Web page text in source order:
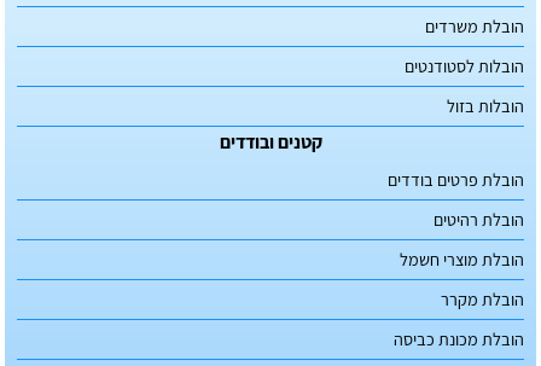
הובלת משרדים
הובלות לסטודנטים
הובלות בזול
קטנים ובודדים
הובלת פרטים בודדים
הובלת רהיטים
הובלת מוצרי חשמל
הובלת מקרר
הובלת מכונת כביסה